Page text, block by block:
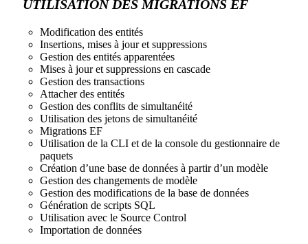
UTILISATION DES MIGRATIONS EF
Modification des entités
Insertions, mises à jour et suppressions
Gestion des entités apparentées
Mises à jour et suppressions en cascade
Gestion des transactions
Attacher des entités
Gestion des conflits de simultanéité
Utilisation des jetons de simultanéité
Migrations EF
Utilisation de la CLI et de la console du gestionnaire de
paquets
Création d’une base de données à partir d’un modèle
Gestion des changements de modèle
Gestion des modifications de la base de données
Génération de scripts SQL
Utilisation avec le Source Control
Importation de données